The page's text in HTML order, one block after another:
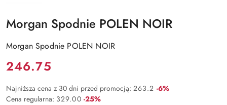
Morgan Spodnie POLEN NOIR
Morgan Spodnie POLEN NOIR
Cena:
246.75
Najniższa cena z 30 dni przed promocją: 263.2 Rabat:
-6%
Cena regularna: 329.00 Rabat:
-25%